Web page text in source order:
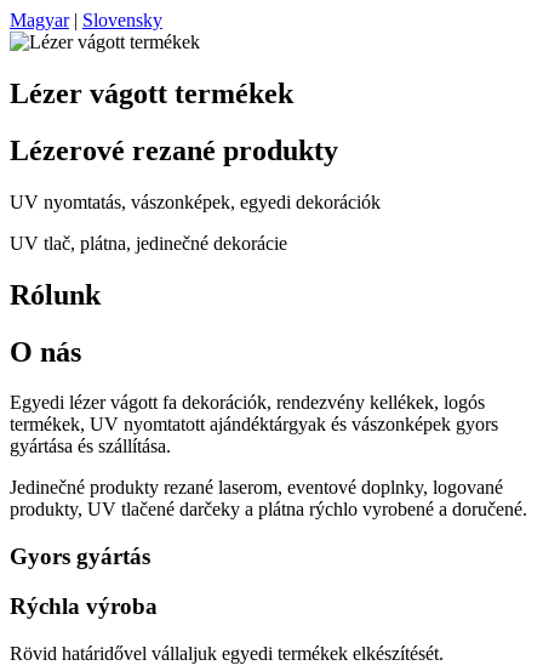
Magyar| Slovensky
Lézer vágott termékek
Lézerové rezané produkty
UV nyomtatás, vászonképek, egyedi dekorációk
UV tlač, plátna, jedinečné dekorácie
Rólunk
O nás
Egyedi lézer vágott fa dekorációk, rendezvény kellékek, logós
termékek, UV nyomtatott ajándéktárgyak és vászonképek gyors
gyártása és szállítása.
Jedinečné produkty rezané laserom, eventové doplnky, logované
produkty, UV tlačené darčeky a plátna rýchlo vyrobené a doručené.
Gyors gyártás
Rýchla výroba
Rövid határidővel vállaljuk egyedi termékek elkészítését.